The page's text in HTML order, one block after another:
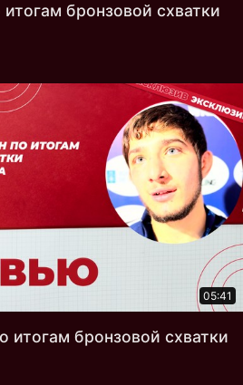
бронзовой схватки
05:41
итогам бронзовой схватки